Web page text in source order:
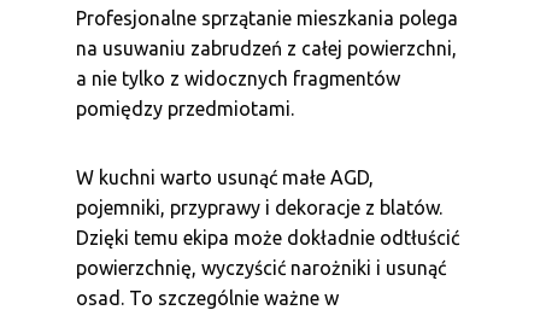
Profesjonalne sprzątanie mieszkania polega
na usuwaniu zabrudzeń z całej powierzchni,
a nie tylko z widocznych fragmentów
pomiędzy przedmiotami.
W kuchni warto usunąć małe AGD,
pojemniki, przyprawy i dekoracje z blatów.
Dzięki temu ekipa może dokładnie odtłuścić
powierzchnię, wyczyścić narożniki i usunąć
osad. To szczególnie ważne w